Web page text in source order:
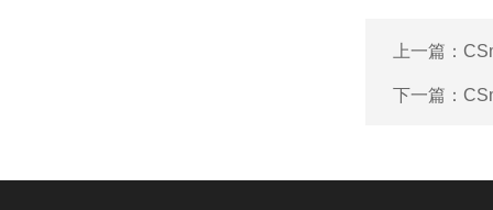
上一篇：
下一篇：